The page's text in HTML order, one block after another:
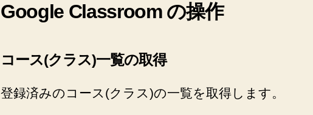
Google Classroom の操作
コース(クラス)一覧の取得
登録済みのコース(クラス)の一覧を取得します。